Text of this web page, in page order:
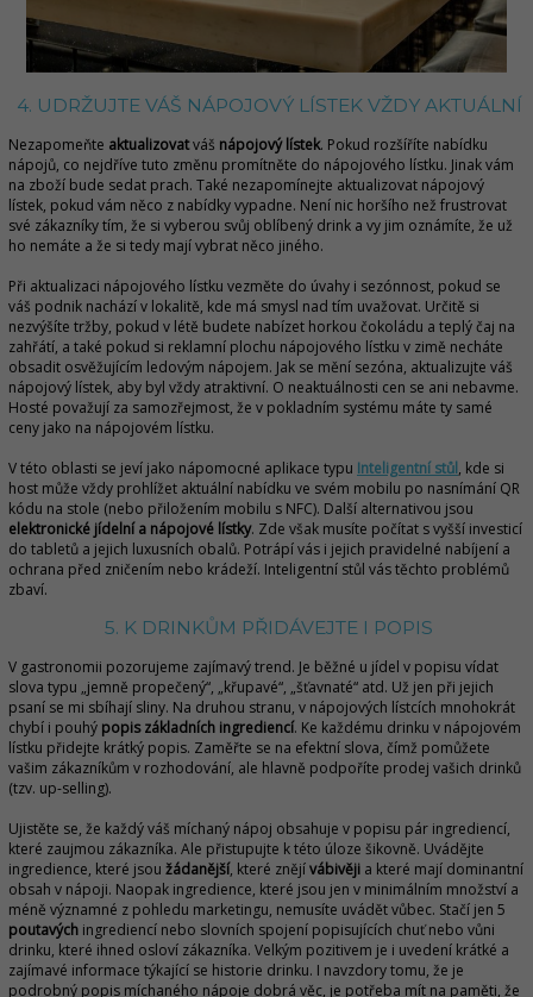
4. UDRŽUJTE VÁŠ NÁPOJOVÝ LÍSTEK VŽDY AKTUÁLNÍ
Nezapomeňte aktualizovatváš nápojový lístek. Pokud rozšíříte nabídku
nápojů, co nejdříve tuto změnu promítněte do nápojového lístku. Jinak vám
na zboží bude sedat prach. Také nezapomínejte aktualizovat nápojový
lístek, pokud vám něco z nabídky vypadne. Není nic horšího než frustrovat
své zákazníky tím, že si vyberou svůj oblíbený drink a vy jim oznámíte, že už
ho nemáte a že si tedy mají vybrat něco jiného.
Při aktualizaci nápojového lístku vezměte do úvahy i sezónnost, pokud se
váš podnik nachází v lokalitě, kde má smysl nad tím uvažovat. Určitě si
nezvýšíte tržby, pokud v létě budete nabízet horkou čokoládu a teplý čaj na
zahřátí, a také pokud si reklamní plochu nápojového lístku v zimě necháte
obsadit osvěžujícím ledovým nápojem. Jak se mění sezóna, aktualizujte váš
nápojový lístek, aby byl vždy atraktivní. O neaktuálnosti cen se ani nebavme.
Hosté považují za samozřejmost, že v pokladním systému máte ty samé
ceny jako na nápojovém lístku.
V této oblasti se jeví jako nápomocné aplikace typu Inteligentní stůl, kde si
host může vždy prohlížet aktuální nabídku ve svém mobilu po nasnímání QR
kódu na stole (nebo přiložením mobilu s NFC). Další alternativou jsou
elektronické jídelní a nápojové lístky. Zde však musíte počítat s vyšší investicí
do tabletů a jejich luxusních obalů. Potrápí vás i jejich pravidelné nabíjení a
ochrana před zničením nebo krádeží. Inteligentní stůl vás těchto problémů
zbaví.
5. K DRINKŮM PŘIDÁVEJTE I POPIS
V gastronomii pozorujeme zajímavý trend. Je běžné u jídel v popisu vídat
slova typu „jemně propečený“, „křupavé“, „šťavnaté“ atd. Už jen při jejich
psaní se mi sbíhají sliny. Na druhou stranu, v nápojových lístcích mnohokrát
chybí i pouhý popis základních ingrediencí. Ke každému drinku v nápojovém
lístku přidejte krátký popis. Zaměřte se na efektní slova, čímž pomůžete
vašim zákazníkům v rozhodování, ale hlavně podpoříte prodej vašich drinků
(tzv. up-selling).
Ujistěte se, že každý váš míchaný nápoj obsahuje v popisu pár ingrediencí,
které zaujmou zákazníka. Ale přistupujte k této úloze šikovně. Uvádějte
ingredience, které jsou žádanější, které znějívábivěji a které mají dominantní
obsah v nápoji. Naopak ingredience, které jsou jen v minimálním množství a
méně významné z pohledu marketingu, nemusíte uvádět vůbec. Stačí jen 5
poutavých ingrediencí nebo slovních spojení popisujících chuť nebo vůni
drinku, které ihned osloví zákazníka. Velkým pozitivem je i uvedení krátké a
zajímavé informace týkající se historie drinku. I navzdory tomu, že je
podrobný popis míchaného nápoje dobrá věc, je potřeba mít na paměti, že